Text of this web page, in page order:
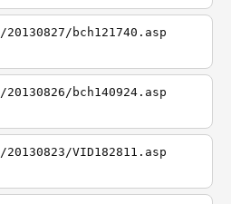
bch121740.asp
bch140924.asp
VID182811.asp